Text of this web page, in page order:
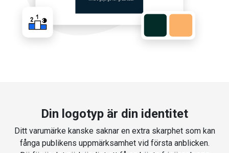
Din logotyp är din identitet
Ditt varumärke kanske saknar en extra skarphet som kan
fånga publikens uppmärksamhet vid första anblicken.